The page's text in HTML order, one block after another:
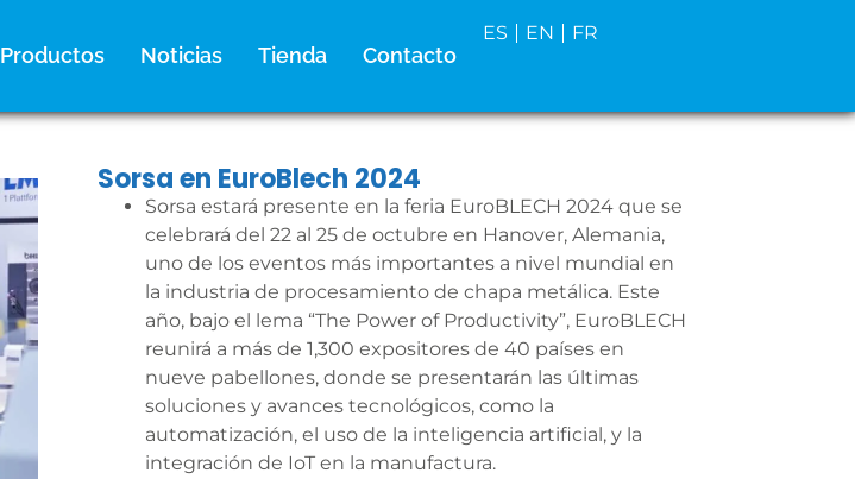
Productos Noticias Tienda Contacto
ES EN FR
Sorsa en EuroBlech 2024
Sorsa estará presente en la feria EuroBLECH 2024 que se
celebrará del 22 al 25 de octubre en Hanover, Alemania,
uno de los eventos más importantes a nivel mundial en
la industria de procesamiento de chapa metálica. Este
año, bajo el lema “The Power of Productivity”, EuroBLECH
reunirá a más de 1,300 expositores de 40 países en
nueve pabellones, donde se presentarán las últimas
soluciones y avances tecnológicos, como la
automatización, el uso de la inteligencia artificial, y la
integración de IoT en la manufactura.